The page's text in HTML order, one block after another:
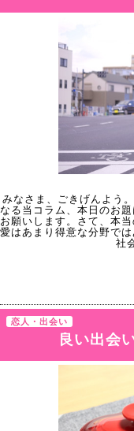
みなさま、ごきげんよう
なる当コラム、本日のお
お願いします。さて、本
愛はあまり得意な分野で
社
恋人・出会い
良い出会